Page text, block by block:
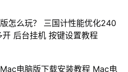
怎么玩？ 三国计性能优化240
开 后台挂机 按键设置教程
电脑版下载安装教程 Mac电